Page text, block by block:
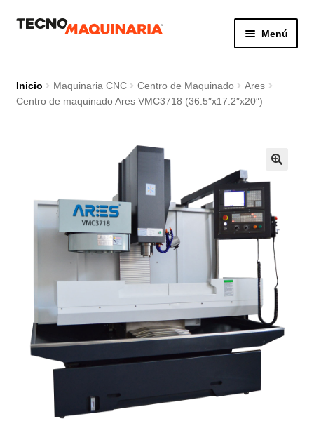
IrIr
Menú
Servicio
Inicio Maquinaria CNC Centro de Maquinado
Ares
Centro de maquinado Ares VMC3718 (36.5″x17.2″x20″)